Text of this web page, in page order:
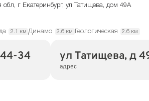
обл, г Екатеринбург, ул Татищева, дом 49А
2.1 км Динамо 2.6 км Геологическая 2.6 км
34 ул Татищева, д
адрес